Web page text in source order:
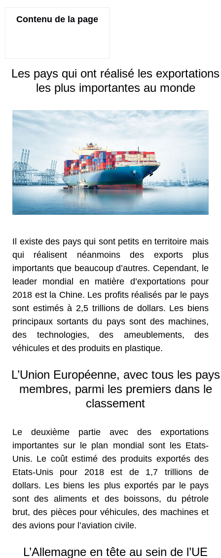
Contenu de la page
Les pays qui ont réalisé les exportations
les plus importantes au monde
Il existe des pays qui sont petits en territoire mais
qui réalisent néanmoins des exports plus
importants que beaucoup d’autres. Cependant, le
leader mondial en matière d’exportations pour
2018 est la Chine. Les profits réalisés par le pays
sont estimés à 2,5 trillions de dollars. Les biens
principaux sortants du pays sont des machines,
des technologies, des ameublements, des
véhicules et des produits en plastique.
L’Union Européenne, avec tous les pays
membres, parmi les premiers dans le
classement
Le deuxième partie avec des exportations
importantes sur le plan mondial sont les Etats-
Unis. Le coût estimé des produits exportés des
Etats-Unis pour 2018 est de 1,7 trillions de
dollars. Les biens les plus exportés par le pays
sont des aliments et des boissons, du pétrole
brut, des pièces pour véhicules, des machines et
des avions pour l’aviation civile.
L’Allemagne en tête au sein de l’UE